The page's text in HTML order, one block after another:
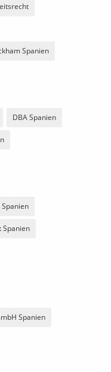
Spanien
DBA Spanien
Spanien
Spanien
Spanien